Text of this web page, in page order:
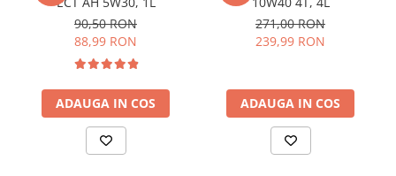
90,50 RON
88,99 RON
ADAUGA IN COS
271,00 RON
239,99 RON
ADAUGA IN COS